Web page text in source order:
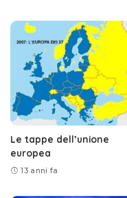
Le tappe dell’unione
europea
13 anni fa